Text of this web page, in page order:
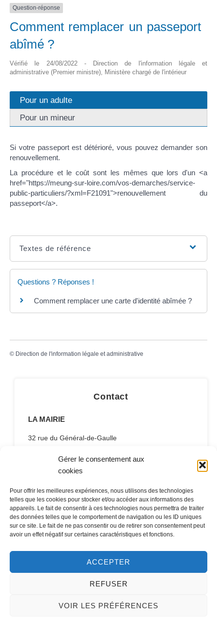
Gérer le consentement aux
cookies
Pour offrir les meilleures expériences, nous utilisons des technologies
telles que les cookies pour stocker et/ou accéder aux informations des
appareils. Le fait de consentir à ces technologies nous permettra de traiter
des données telles que le comportement de navigation ou les ID uniques
sur ce site. Le fait de ne pas consentir ou de retirer son consentement peut
avoir un effet négatif sur certaines caractéristiques et fonctions.
ACCEPTER
REFUSER
VOIR LES PRÉFÉRENCES
Contact
LA MAIRIE
32 rue du Général-de-Gaulle
Nous contacter
Question-réponse
Comment remplacer un passeport
abîmé ?
Vérifié le 24/08/2022 - Direction de l'information légale et
administrative (Premier ministre), Ministère chargé de l'intérieur
Pour un adulte
Pour un mineur
Si votre passeport est détérioré, vous pouvez demander son
renouvellement.
La procédure et le coût sont les mêmes que lors d'un <a
href="https://meung-sur-loire.com/vos-demarches/service-
public-particuliers/?xml=F21091">renouvellement du
passeport</a>.
Textes de référence
Questions ? Réponses !
Comment remplacer une carte d'identité abîmée ?
© Direction de l'information légale et administrative